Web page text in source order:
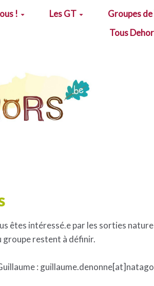
! Les GT Groupes
Tous
êtes intéressé.e par les sorties
restent à définir.
: